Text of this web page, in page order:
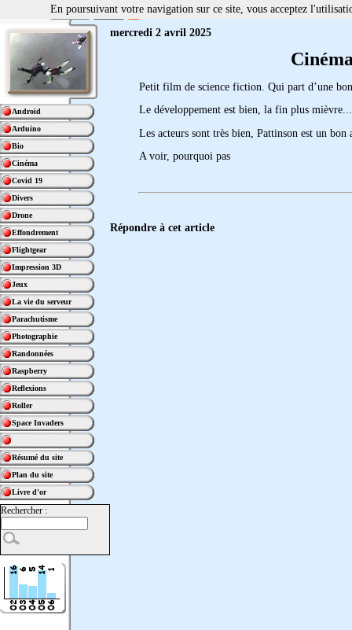
Android
Arduino
Bio
Cinéma
Covid 19
Divers
Drone
Effondrement
Flightgear
Impression 3D
Jeux
La vie du serveur
Parachutisme
Photographie
Randonnées
Raspberry
Reflexions
Roller
Space Invaders
Résumé du site
Plan du site
Livre d'or
Rechercher :
mercredi 2 avril 2025
Petit film de science fiction. Qui part d’une
Le développement est bien, la fin plus mièvre...
Les acteurs sont très bien, Pattinson est un
A voir, pourquoi pas
Répondre à cet article
En poursuivant votre navigation sur ce site, vous acceptez